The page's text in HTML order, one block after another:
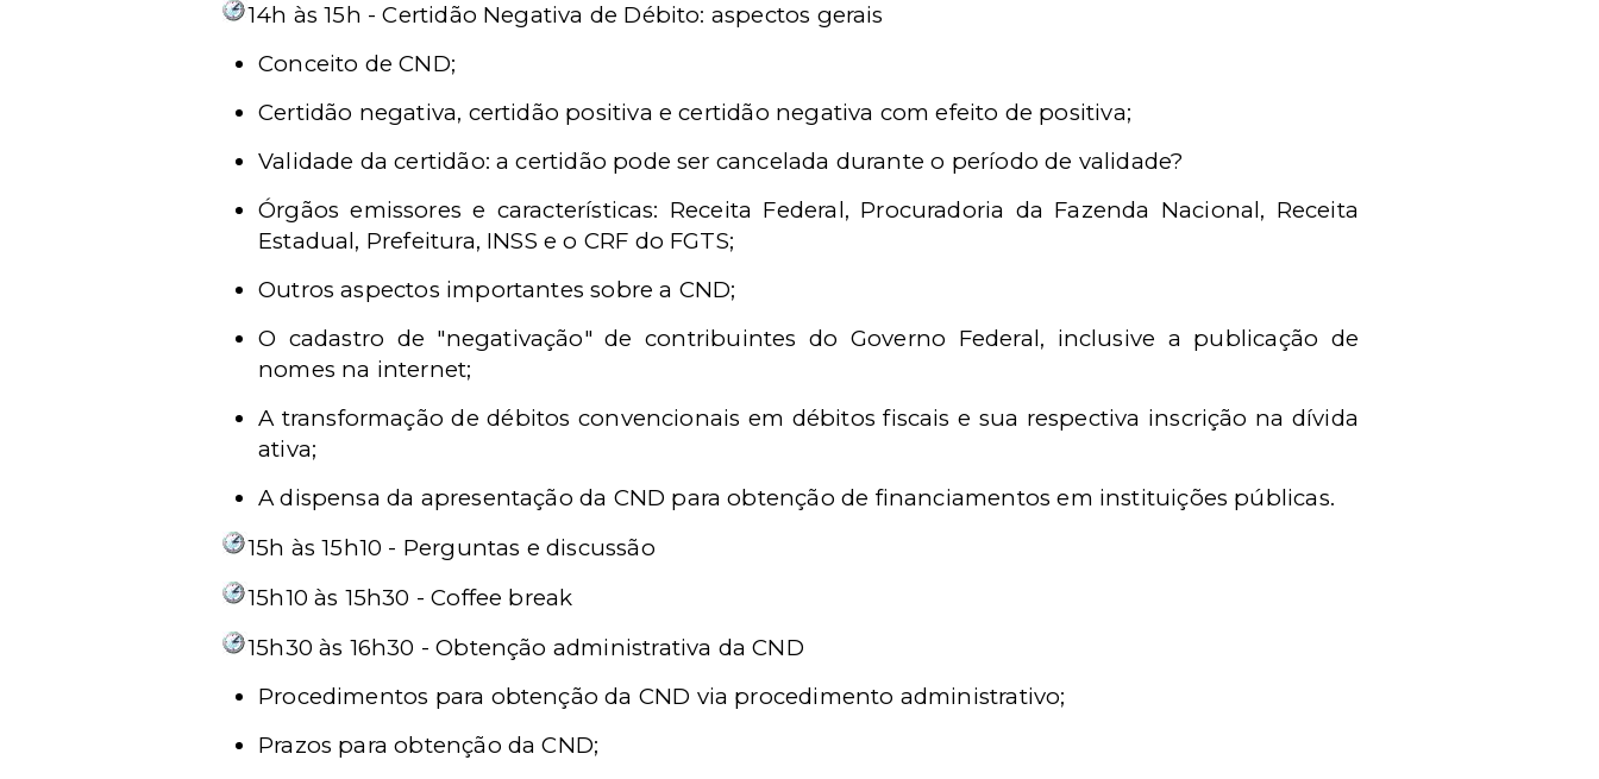
14h às 15h - Certidão Negativa de Débito: aspectos gerais
Conceito de CND;
Certidão negativa, certidão positiva e certidão negativa com efeito de positiva;
Validade da certidão: a certidão pode ser cancelada durante o período de validade?
Órgãos emissores e características: Receita Federal, Procuradoria da Fazenda Nacional, Receita
Estadual, Prefeitura, INSS e o CRF do FGTS;
Outros aspectos importantes sobre a CND;
O cadastro de "negativação" de contribuintes do Governo Federal, inclusive a publicação de
nomes na internet;
A transformação de débitos convencionais em débitos fiscais e sua respectiva inscrição na dívida
ativa;
A dispensa da apresentação da CND para obtenção de financiamentos em instituições públicas.
15h às 15h10 - Perguntas e discussão
15h10 às 15h30 - Coffee break
15h30 às 16h30 - Obtenção administrativa da CND
Procedimentos para obtenção da CND via procedimento administrativo;
Prazos para obtenção da CND;